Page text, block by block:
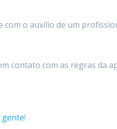
o auxílio de um
contato com as regras da
gente!